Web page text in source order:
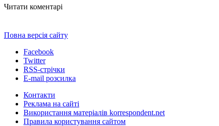
Читати коментарі
Повна версія сайту
Facebook
Twitter
RSS-стрічки
E-mail розсилка
Контакти
Реклама на сайті
Використання матеріалів korrespondent.net
Правила користування сайтом